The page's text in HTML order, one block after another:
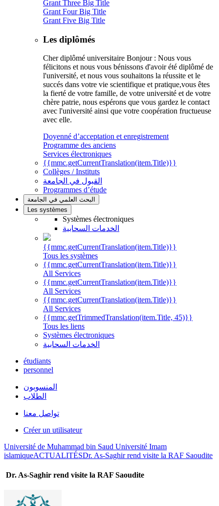
Grant Three Big Title
Grant Four Big Title
Grant Five Big Title
Les diplômés
Cher diplômé universitaire Bonjour : Nous vous
félicitons et nous vous bénissons d'avoir été diplômé de
l'université, et nous vous souhaitons la réussite et le
succés dans votre vie scientifique et pratique,vous êtes
la fierté de votre famille, de votre université et de votre
chère patrie, nous espérons que vous gardez le contact
avec l'université ainsi que votre coopération fructueuse
avec elle.
Doyenné d’acceptation et enregistrement
Programme des anciens
Services électroniques
{{mmc.getCurrentTranslation(item.Title)}}
Collèges / Instituts
القبول في الجامعة
Programmes d’étude
البحث العلمي في الجامعة
Les systèmes
Systèmes électroniques
الخدمات السحابية
{{mmc.getCurrentTranslation(item.Title)}}
Tous les systèmes
{{mmc.getCurrentTranslation(item.Title)}}
All Services
{{mmc.getCurrentTranslation(item.Title)}}
All Services
{{mmc.getCurrentTranslation(item.Title)}}
All Services
{{mmc.getTrimmedTranslation(item.Title, 45)}}
Tous les liens
Systèmes électroniques
الخدمات السحابية
étudiants
personnel
المنسوبون
الطلاب
تواصل معنا
Créer un utilisateur
Université de Muhammad bin Saud Université Imam
islamiqueACTUALITÉSDr. As-Saghir rend visite la RAF Saoudite
Dr. As-Saghir rend visite la RAF Saoudite